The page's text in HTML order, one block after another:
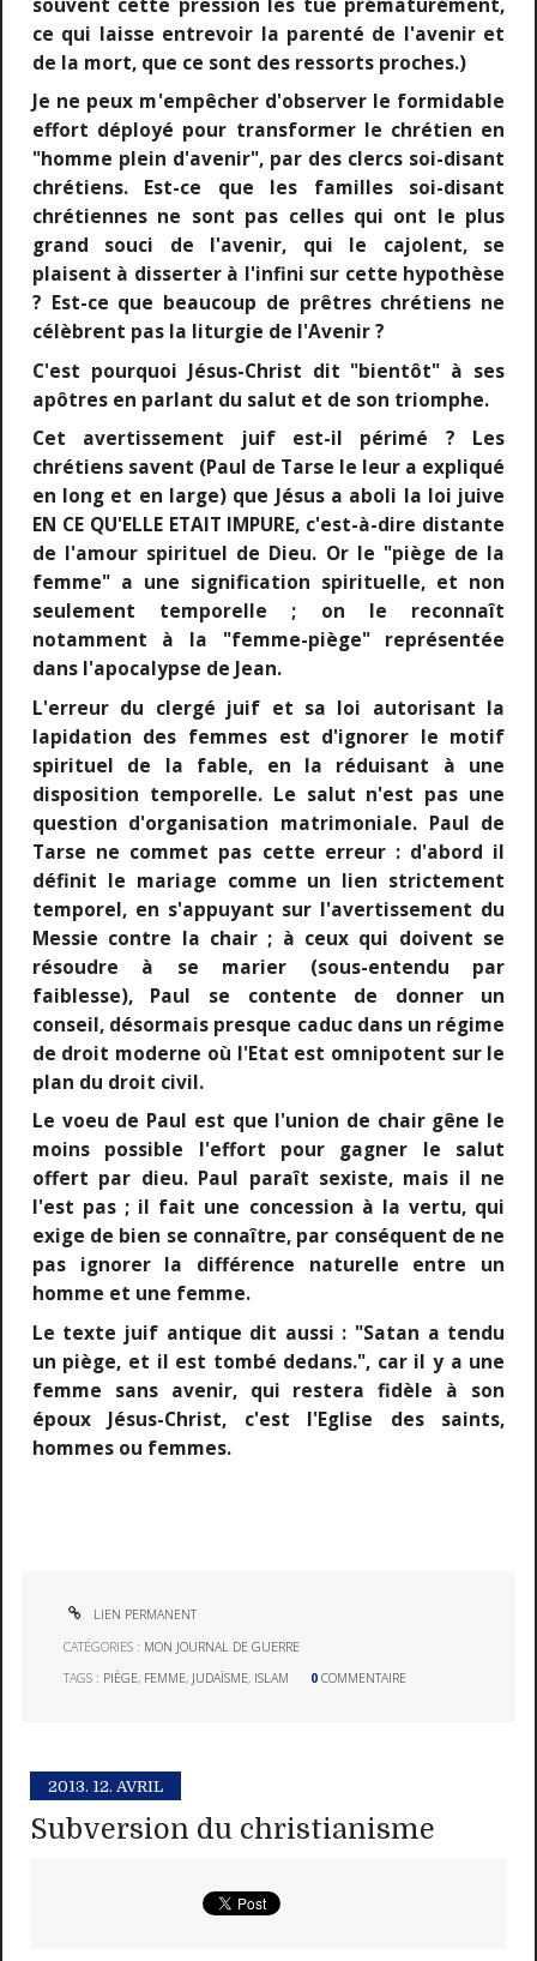
ce qui laisse entrevoir la parenté de l'avenir et
de la mort, que ce sont des ressorts proches.)
Je ne peux m'empêcher d'observer le formidable
effort déployé pour transformer le chrétien en
"homme plein d'avenir", par des clercs soi-disant
chrétiens. Est-ce que les familles soi-disant
chrétiennes ne sont pas celles qui ont le plus
grand souci de l'avenir, qui le cajolent, se
plaisent à disserter à l'infini sur cette hypothèse
? Est-ce que beaucoup de prêtres chrétiens ne
célèbrent pas la liturgie de l'Avenir ?
C'est pourquoi Jésus-Christ dit "bientôt" à ses
apôtres en parlant du salut et de son triomphe.
Cet avertissement juif est-il périmé ? Les
chrétiens savent (Paul de Tarse le leur a expliqué
en long et en large) que Jésus a aboli la loi juive
EN CE QU'ELLE ETAIT IMPURE, c'est-à-dire distante
de l'amour spirituel de Dieu. Or le "piège de la
femme" a une signification spirituelle, et non
seulement temporelle ; on le reconnaît
notamment à la "femme-piège" représentée
dans l'apocalypse de Jean.
L'erreur du clergé juif et sa loi autorisant la
lapidation des femmes est d'ignorer le motif
spirituel de la fable, en la réduisant à une
disposition temporelle. Le salut n'est pas une
question d'organisation matrimoniale. Paul de
Tarse ne commet pas cette erreur : d'abord il
définit le mariage comme un lien strictement
temporel, en s'appuyant sur l'avertissement du
Messie contre la chair ; à ceux qui doivent se
résoudre à se marier (sous-entendu par
faiblesse), Paul se contente de donner un
conseil, désormais presque caduc dans un régime
de droit moderne où l'Etat est omnipotent sur le
plan du droit civil.
Le voeu de Paul est que l'union de chair gêne le
moins possible l'effort pour gagner le salut
offert par dieu. Paul paraît sexiste, mais il ne
l'est pas ; il fait une concession à la vertu, qui
exige de bien se connaître, par conséquent de ne
pas ignorer la différence naturelle entre un
homme et une femme.
Le texte juif antique dit aussi : "Satan a tendu
un piège, et il est tombé dedans.", car il y a une
femme sans avenir, qui restera fidèle à son
époux Jésus-Christ, c'est l'Eglise des saints,
hommes ou femmes.
LIEN PERMANENT
CATÉGORIES : MON JOURNAL DE GUERRE
TAGS : PIÈGE, FEMME, JUDAÏSME, ISLAM 0 COMMENTAIRE
2013. 12. AVRIL
Subversion du christianisme